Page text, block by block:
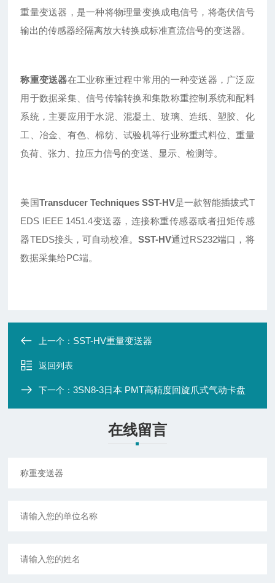
重量变送器，是一种将物理量变换成电信号，将毫伏信号
输出的传感器经隔离放大转换成标准直流信号的变送器。
称重变送器在工业称重过程中常用的一种变送器，广泛应
用于数据采集、信号传输转换和集散称重控制系统和配料
系统，主要应用于水泥、混凝土、玻璃、造纸、塑胶、化
工、冶金、有色、棉纺、试验机等行业称重式料位、重量
负荷、张力、拉压力信号的变送、显示、检测等。
美国Transducer Techniques SST-HV是一款智能插拔式T
EDS IEEE 1451.4变送器，连接称重传感器或者扭矩传感
器TEDS接头，可自动校准。 SST-HV通过RS232端口，将
数据采集给PC端。
上一个： SST-HV重量变送器
返回列表
下一个：3SN8-3日本 PMT高精度回旋爪式气动卡盘
在线留言